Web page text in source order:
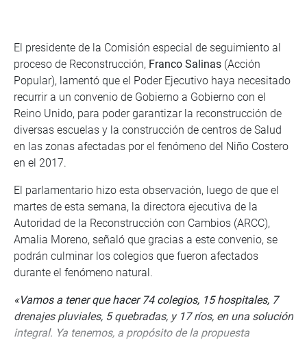
El presidente de la Comisión especial de seguimiento al
proceso de Reconstrucción, Franco Salinas (Acción
Popular), lamentó que el Poder Ejecutivo haya necesitado
recurrir a un convenio de Gobierno a Gobierno con el
Reino Unido, para poder garantizar la reconstrucción de
diversas escuelas y la construcción de centros de Salud
en las zonas afectadas por el fenómeno del Niño Costero
en el 2017.
El parlamentario hizo esta observación, luego de que el
martes de esta semana, la directora ejecutiva de la
Autoridad de la Reconstrucción con Cambios (ARCC),
Amalia Moreno, señaló que gracias a este convenio, se
podrán culminar los colegios que fueron afectados
durante el fenómeno natural.
«Vamos a tener que hacer 74 colegios, 15 hospitales, 7
drenajes pluviales, 5 quebradas, y 17 ríos, en una solución
integral. Ya tenemos, a propósito de la propuesta